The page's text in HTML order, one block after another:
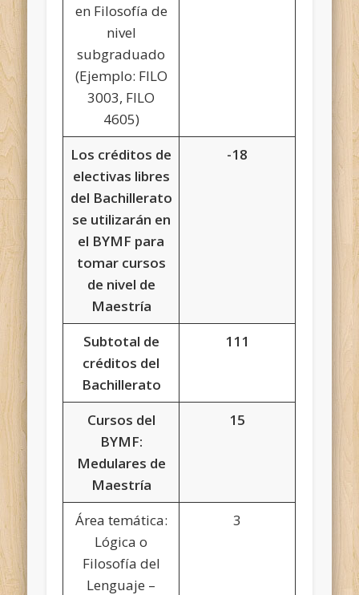
en Filosofía de
nivel
subgraduado
(Ejemplo: FILO
3003, FILO
4605)
Los créditos de
electivas libres
del Bachillerato
se utilizarán en
el BYMF para
tomar cursos
de nivel de
Maestría
-18
Subtotal de
créditos del
Bachillerato
111
Cursos del
BYMF:
Medulares de
Maestría
15
Área temática:
Lógica o
Filosofía del
Lenguaje –
3